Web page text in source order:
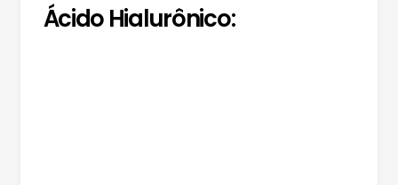
Ácido Hialurônico: